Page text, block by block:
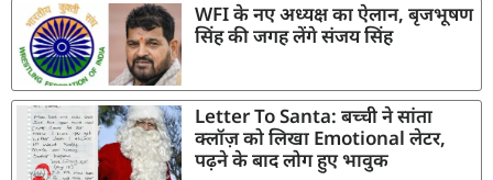
WFI के नए अध्यक्ष का ऐलान, बृजभूषण
सिंह की जगह लेंगे संजय सिंह
Letter To Santa: बच्ची ने सांता
क्लॉज़ को लिखा Emotional लेटर,
पढ़ने के बाद लोग हुए भावुक